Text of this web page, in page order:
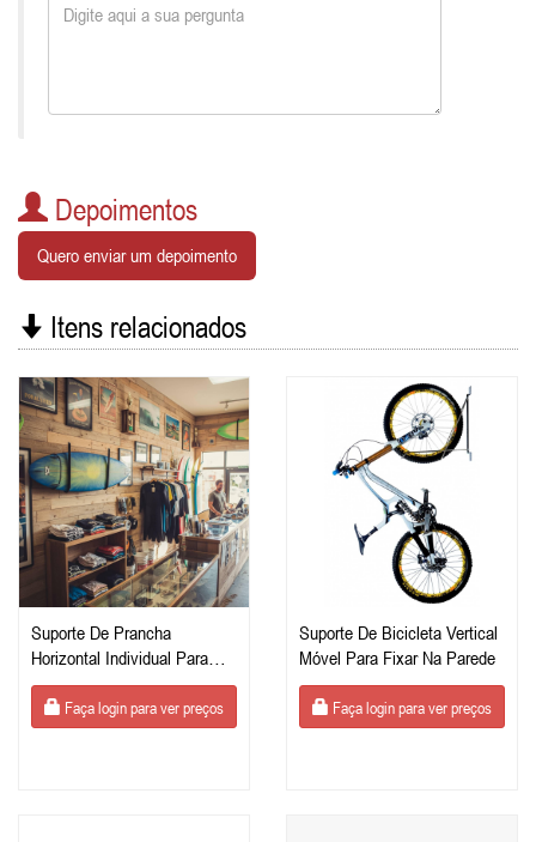
Depoimentos
Quero enviar um depoimento
Itens relacionados
Suporte De Prancha
Horizontal Individual Para
Fixar Na Parede
Faça login para ver preços
Suporte De Bicicleta Vertical
Móvel Para Fixar Na Parede
Faça login para ver preços